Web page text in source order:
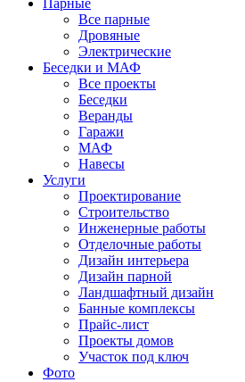
Парные
Все парные
Дровяные
Электрические
Беседки и МАФ
Все проекты
Беседки
Веранды
Гаражи
МАФ
Навесы
Услуги
Проектирование
Строительство
Инженерные работы
Отделочные работы
Дизайн интерьера
Дизайн парной
Ландшафтный дизайн
Банные комплексы
Прайс-лист
Проекты домов
Участок под ключ
Фото